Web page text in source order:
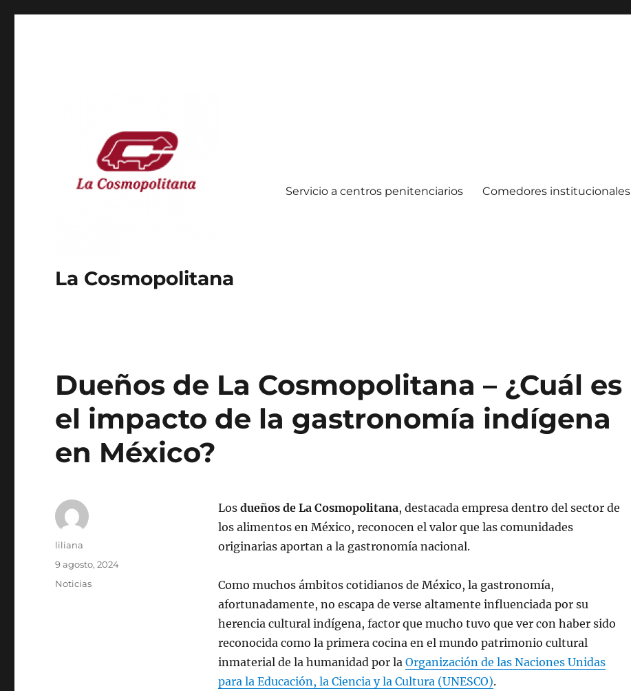
La Cosmopolitana
Servicio a centros penitenciarios Comedores institucionales
Dueños de La Cosmopolitana – ¿Cuál es
el impacto de la gastronomía indígena
en México?
Los dueños de La Cosmopolitana, destacada empresa dentro del sector de
los alimentos en México, reconocen el valor que las comunidades
originarias aportan a la gastronomía nacional.
Como muchos ámbitos cotidianos de México, la gastronomía,
afortunadamente, no escapa de verse altamente influenciada por su
herencia cultural indígena, factor que mucho tuvo que ver con haber sido
reconocida como la primera cocina en el mundo patrimonio cultural
inmaterial de la humanidad por la Organización de las Naciones Unidas
para la Educación, la Ciencia y la Cultura (UNESCO).
Autor
liliana
Publicado
9 agosto, 2024
Categorías
Noticias